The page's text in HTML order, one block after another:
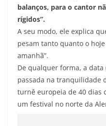
balanços, para o cantor
rígidos”.
A seu modo, ele explica
pesam tanto quanto o
amanhã”.
De qualquer forma, a data
passada na tranquilidade
turnê europeia de 40 dias
um festival no norte da